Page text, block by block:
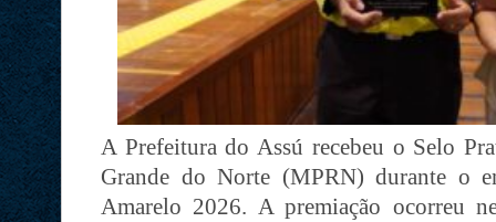
A Prefeitura do Assú recebeu o Selo
Grande do Norte (MPRN) durante o
Amarelo 2026. A premiação ocorreu